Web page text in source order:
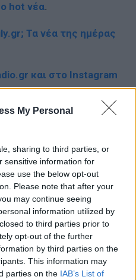
My Personal
sharing to third parties, or
sensitive information for
use the below opt-out
Please note that after your
may continue seeing
information utilized by
to third parties prior to
opt-out of the further
by third parties on the
This information may
parties on the IAB’s List of
hot νέα.
Τα νέα της ημέρας
και στο Instagram